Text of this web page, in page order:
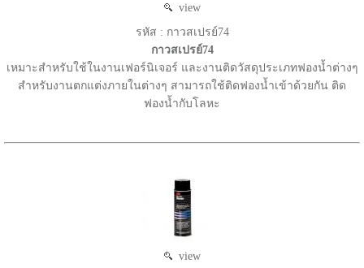
view
รหัส : กาวสเปรย์74
กาวสเปรย์74
เหมาะสำหรับใช้ในงานเฟอร์นิเจอร์ และงานติดวัสดุประเภทฟองน้ำต่างๆ
สำหรับงานตกแต่งภายในต่างๆ สามารถใช้ติดฟองน้ำเข้าด้วยกัน ติด
ฟองน้ำกับโลหะ
view